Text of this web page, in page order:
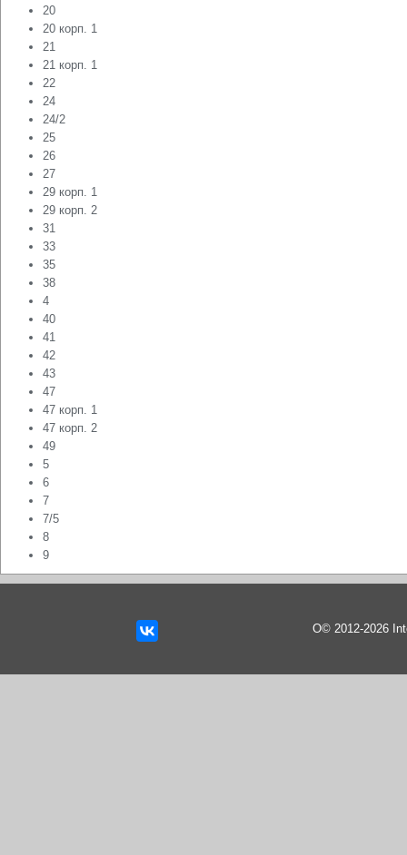
20
20 корп. 1
21
21 корп. 1
22
24
24/2
25
26
27
29 корп. 1
29 корп. 2
31
33
35
38
4
40
41
42
43
47
47 корп. 1
47 корп. 2
49
5
6
7
7/5
8
9
О© 2012-2026